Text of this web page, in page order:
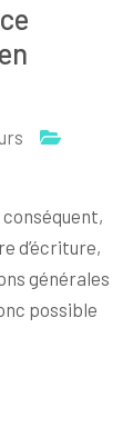
d’écriture,
générales
possible